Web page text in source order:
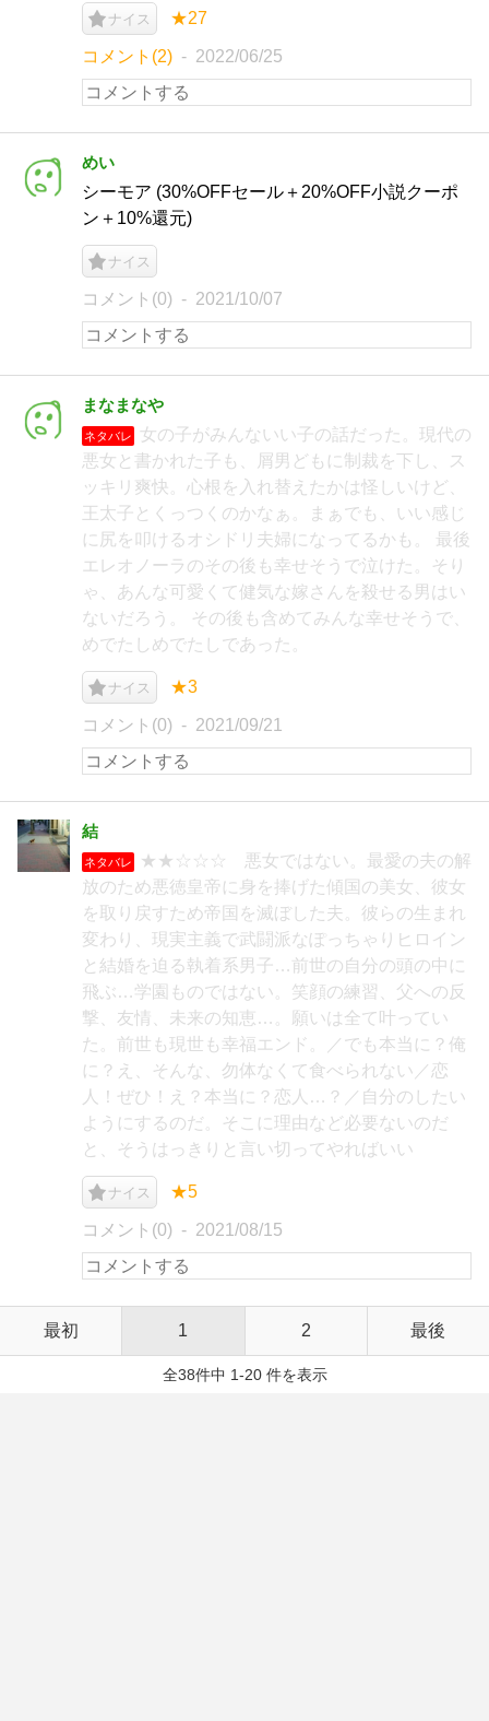
ナイス ★27
コメント(2) 2022/06/25
めい
シーモア (30%OFFセール＋20%OFF小説クーポ
ン＋10%還元)
ナイス
コメント(0) 2021/10/07
まなまなや
ネタバレ
女の子がみんないい子の話だった。現代の
悪女と書かれた子も、屑男どもに制裁を下し、ス
ッキリ爽快。心根を入れ替えたかは怪しいけど、
王太子とくっつくのかなぁ。まぁでも、いい感じ
に尻を叩けるオシドリ夫婦になってるかも。 最後
エレオノーラのその後も幸せそうで泣けた。そり
ゃ、あんな可愛くて健気な嫁さんを殺せる男はい
ないだろう。 その後も含めてみんな幸せそうで、
めでたしめでたしであった。
ナイス ★3
コメント(0) 2021/09/21
結
ネタバレ
★★☆☆☆ 悪女ではない。最愛の夫の解
放のため悪徳皇帝に身を捧げた傾国の美女、彼女
を取り戻すため帝国を滅ぼした夫。彼らの生まれ
変わり、現実主義で武闘派なぽっちゃりヒロイン
と結婚を迫る執着系男子…前世の自分の頭の中に
飛ぶ…学園ものではない。笑顔の練習、父への反
撃、友情、未来の知恵…。願いは全て叶ってい
た。前世も現世も幸福エンド。／でも本当に？俺
に？え、そんな、勿体なくて食べられない／恋
人！ぜひ！え？本当に？恋人…？／自分のしたい
ようにするのだ。そこに理由など必要ないのだ
と、そうはっきりと言い切ってやればいい
ナイス ★5
コメント(0) 2021/08/15
最初 1 2 最後
全38件中 1-20 件を表示